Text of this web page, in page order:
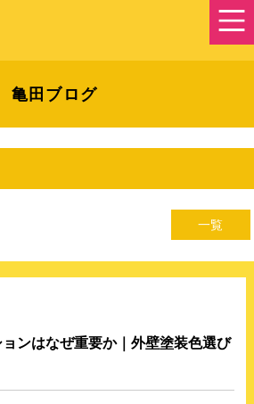
亀田ブログ
一覧
ンはなぜ重要か｜外壁塗装色選び